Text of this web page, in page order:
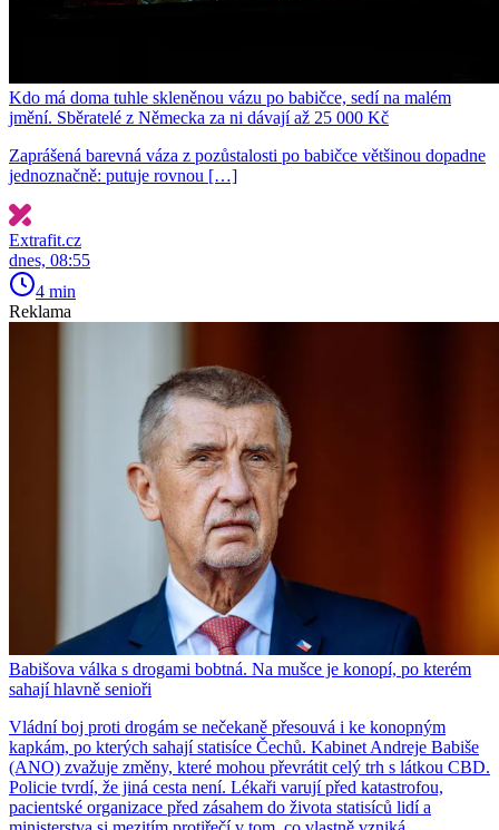
Kdo má doma tuhle skleněnou vázu po babičce, sedí na malém
jmění. Sběratelé z Německa za ni dávají až 25 000 Kč
Zaprášená barevná váza z pozůstalosti po babičce většinou dopadne
jednoznačně: putuje rovnou […]
Extrafit.cz
dnes, 08:55
4 min
Reklama
Babišova válka s drogami bobtná. Na mušce je konopí, po kterém
sahají hlavně senioři
Vládní boj proti drogám se nečekaně přesouvá i ke konopným
kapkám, po kterých sahají statisíce Čechů. Kabinet Andreje Babiše
(ANO) zvažuje změny, které mohou převrátit celý trh s látkou CBD.
Policie tvrdí, že jiná cesta není. Lékaři varují před katastrofou,
pacientské organizace před zásahem do života statisíců lidí a